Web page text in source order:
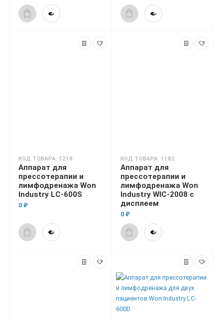
КОД ТОВАРА: 1218
Аппарат для
прессотерапии и
лимфодренажа Won
Industry LC-600S
0 ₽
КОД ТОВАРА: 1182
Аппарат для
прессотерапии и
лимфодренажа Won
Industry WIC-2008 c
дисплеем
0 ₽